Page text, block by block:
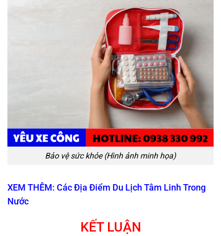
Bảo vệ sức khỏe (Hình ảnh minh họa)
XEM THÊM: Các Địa Điểm Du Lịch Tâm Linh Trong
Nước
KẾT LUẬN